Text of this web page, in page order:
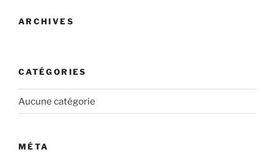
ARCHIVES
CATÉGORIES
Aucune catégorie
MÉTA